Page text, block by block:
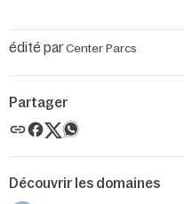
édité parCenter Parcs
Découvrir les domaines
Partager